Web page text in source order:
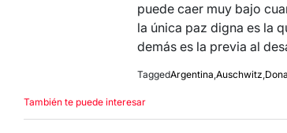
puede caer muy bajo
la única paz digna es la
demás es la previa al
TaggedArgentina,Auschwitz,
También te puede interesar